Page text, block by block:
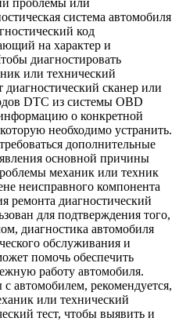
проблемы или
система автомобиля
код
на характер и
диагностировать
или технический
диагностический сканер или
DTC из системы OBD
о конкретной
необходимо устранить.
дополнительные
основной причины
механик или техник
неисправного компонента
ремонта диагностический
для подтверждения того,
диагностика автомобиля
обслуживания и
помочь обеспечить
работу автомобиля.
автомобилем, рекомендуется,
или технический
тест, чтобы выявить и